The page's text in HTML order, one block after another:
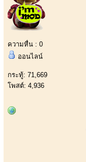
ความหื่น : 0
ออนไลน์
กระทู้: 71,669
โพสต์: 4,936